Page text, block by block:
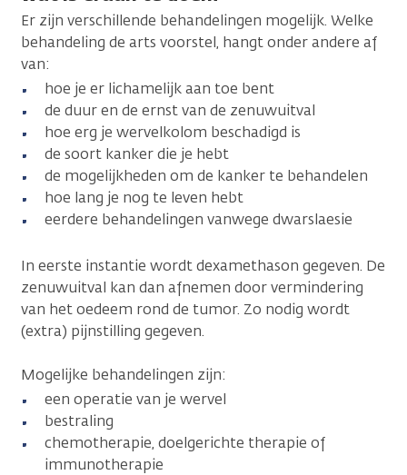
Er zijn verschillende behandelingen mogelijk. Welke
behandeling de arts voorstel, hangt onder andere af
van:
hoe je er lichamelijk aan toe bent
de duur en de ernst van de zenuwuitval
hoe erg je wervelkolom beschadigd is
de soort kanker die je hebt
de mogelijkheden om de kanker te behandelen
hoe lang je nog te leven hebt
eerdere behandelingen vanwege dwarslaesie
In eerste instantie wordt dexamethason gegeven. De
zenuwuitval kan dan afnemen door vermindering
van het oedeem rond de tumor. Zo nodig wordt
(extra) pijnstilling gegeven.
Mogelijke behandelingen zijn:
een operatie van je wervel
bestraling
chemotherapie, doelgerichte therapie of
immunotherapie